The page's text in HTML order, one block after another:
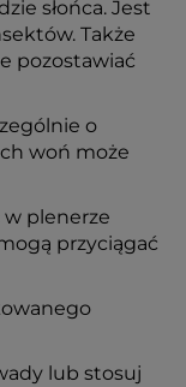
słońca. Jest
Także
pozostawiać
o
woń może
w plenerze
przyciągać
lub stosuj